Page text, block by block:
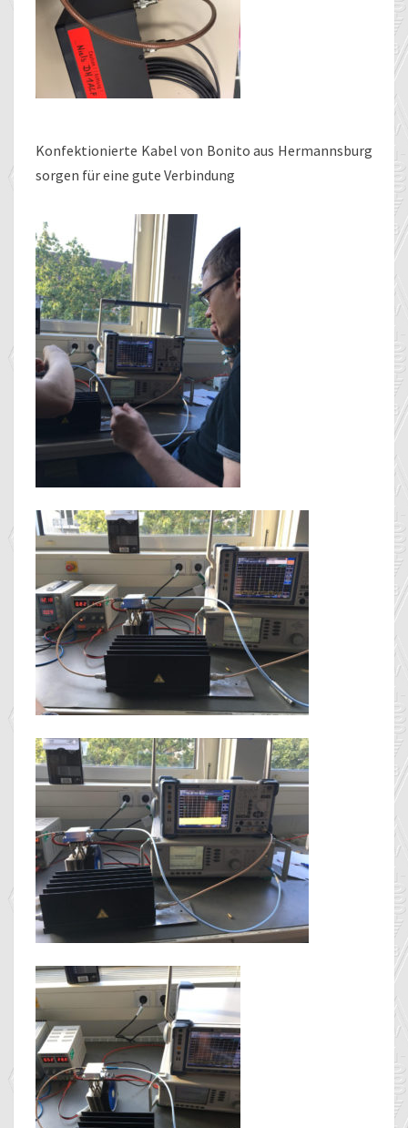
Konfektionierte Kabel von Bonito aus Hermannsburg
sorgen für eine gute Verbindung